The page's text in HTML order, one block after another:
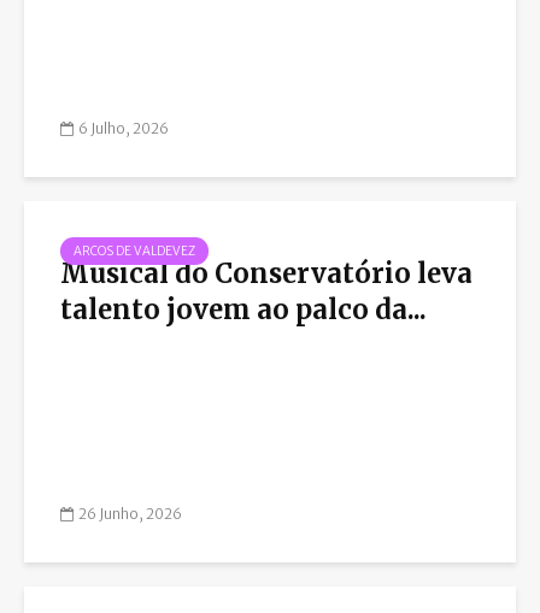
6 Julho, 2026
ARCOS DE VALDEVEZ
Musical do Conservatório leva
talento jovem ao palco da...
26 Junho, 2026